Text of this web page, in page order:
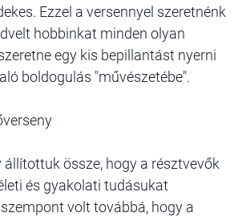
Ezzel a versennyel szeretnénk
hobbinkat minden olyan
egy kis bepillantást nyerni
boldogulás "művészetébe".
össze, hogy a résztvevők
és gyakolati tudásukat
volt továbbá, hogy a